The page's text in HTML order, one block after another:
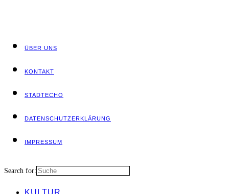
ÜBER UNS
KON­TAKT
STADT­ECHO
DATEN­SCHUTZ­ER­KLÄ­RUNG
IMPRES­SUM
Search for:
KUL­TUR